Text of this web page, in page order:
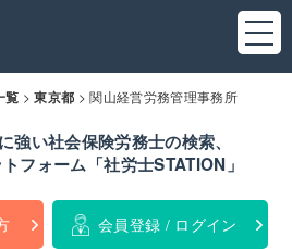
覧 >東京都 >関山経営労務管理事務所
強い社会保険労務士の検索、
フォーム「社労士STATION」
会員登録 / ログイン